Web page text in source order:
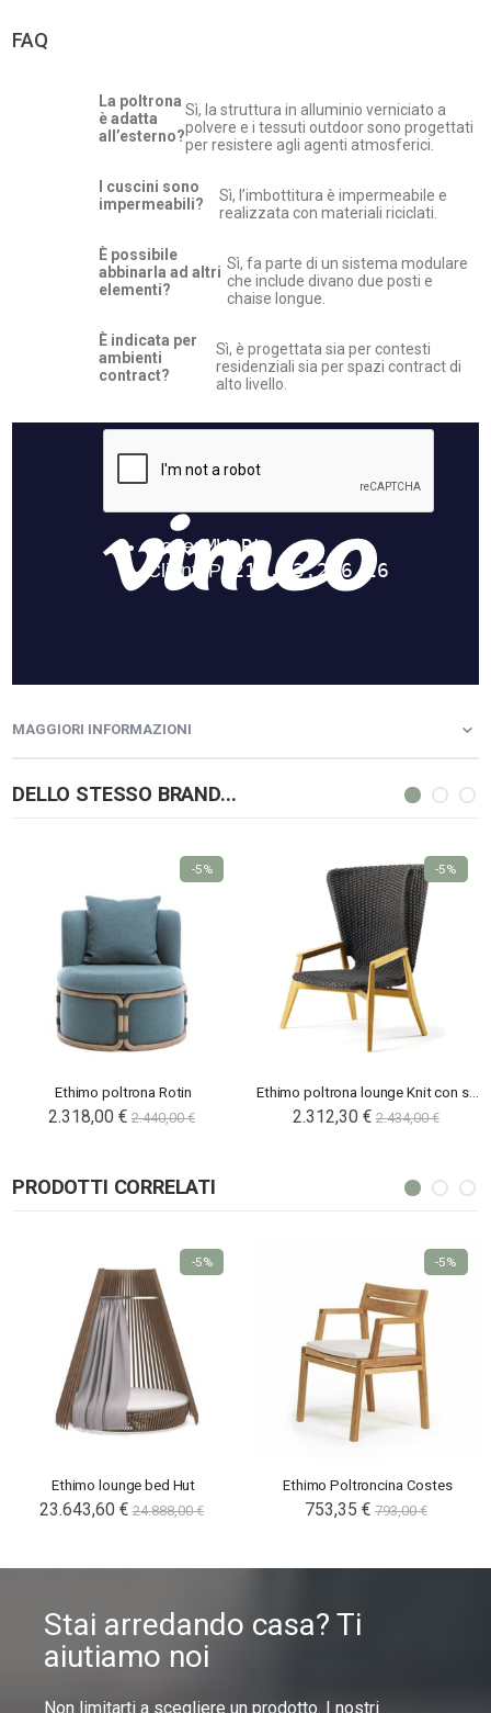
FAQ
La poltrona
è adatta
all’esterno?
Sì, la struttura in alluminio verniciato a
polvere e i tessuti outdoor sono progettati
per resistere agli agenti atmosferici.
I cuscini sono
impermeabili?
Sì, l’imbottitura è impermeabile e
realizzata con materiali riciclati.
È possibile
abbinarla ad altri
elementi?
Sì, fa parte di un sistema modulare
che include divano due posti e
chaise longue.
È indicata per
ambienti
contract?
Sì, è progettata sia per contesti
residenziali sia per spazi contract di
alto livello.
MAGGIORI INFORMAZIONI
DELLO STESSO BRAND...
Ethimo poltrona Rotin
2.318,00 € 2.440,00 €
-5%
Ethimo poltrona lounge Knit con schienale alto
Special
Price
2.312,30 € 2.434,00 €
-5%
PRODOTTI CORRELATI
Ethimo lounge bed Hut
23.643,60 € 24.888,00 €
-5%
Ethimo Poltroncina Costes
753,35 € 793,00 €
-5%
Stai arredando casa? Ti
aiutiamo noi
Non limitarti a scegliere un prodotto. I nostri